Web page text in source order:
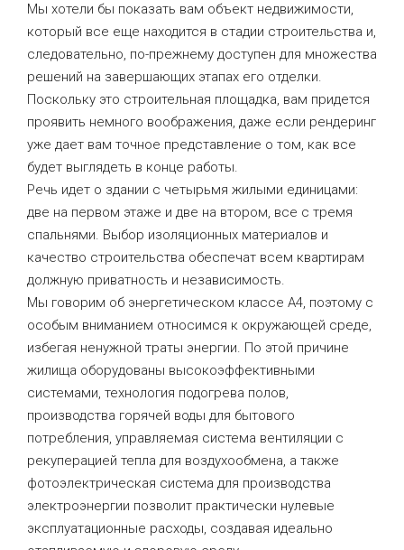
Мы хотели бы показать вам объект недвижимости,
который все еще находится в стадии строительства и,
следовательно, по-прежнему доступен для множества
решений на завершающих этапах его отделки.
Поскольку это строительная площадка, вам придется
проявить немного воображения, даже если рендеринг
уже дает вам точное представление о том, как все
будет выглядеть в конце работы.
Речь идет о здании с четырьмя жилыми единицами:
две на первом этаже и две на втором, все с тремя
спальнями. Выбор изоляционных материалов и
качество строительства обеспечат всем квартирам
должную приватность и независимость.
Мы говорим об энергетическом классе А4, поэтому с
особым вниманием относимся к окружающей среде,
избегая ненужной траты энергии. По этой причине
жилища оборудованы высокоэффективными
системами, технология подогрева полов,
производства горячей воды для бытового
потребления, управляемая система вентиляции с
рекуперацией тепла для воздухообмена, а также
фотоэлектрическая система для производства
электроэнергии позволит практически нулевые
эксплуатационные расходы, создавая идеально